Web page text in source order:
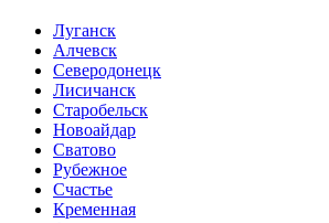
Луганск
Алчевск
Северодонецк
Лисичанск
Старобельск
Новоайдар
Сватово
Рубежное
Счастье
Кременная